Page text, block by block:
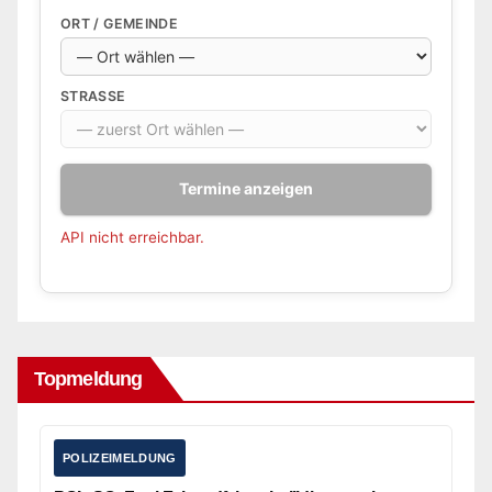
ORT / GEMEINDE
STRASSE
Termine anzeigen
API nicht erreichbar.
Topmeldung
POLIZEIMELDUNG